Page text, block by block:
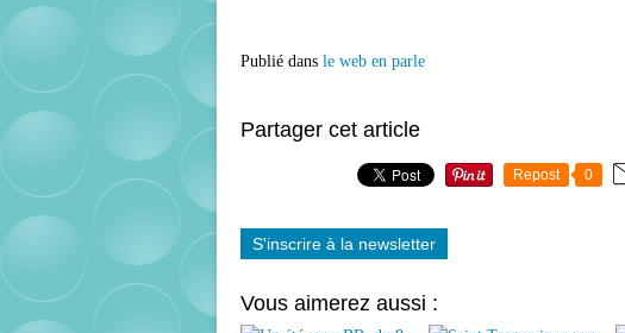
Publié dans le web en parle
Partager cet article
Repost 0
S'inscrire à la newsletter
Vous aimerez aussi :